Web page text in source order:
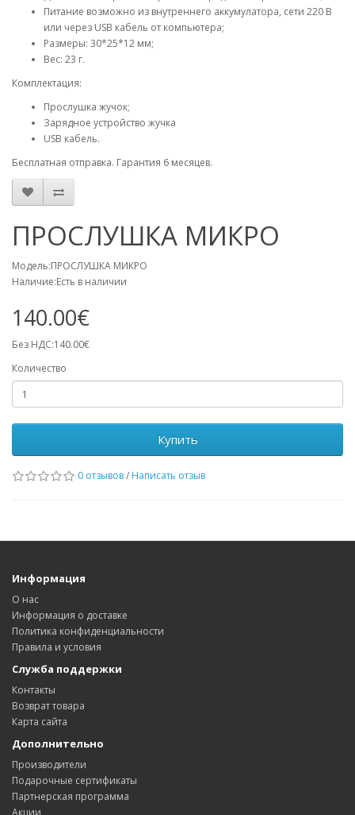
Питание возможно из внутреннего аккумулатора, сети 220 В
или через USB кабель от компьютера;
Размеры: 30*25*12 мм;
Вес: 23 г.
Комплектация:
Прослушка жучок;
Зарядное устройство жучка
USB кабель.
Бесплатная отправка. Гарантия 6 месяцев.
ПРОСЛУШКА МИКРО
Модель:ПРОСЛУШКА МИКРО
Наличие:Есть в наличии
140.00€
Без НДС:140.00€
Количество
Купить
0 отзывов/ Написать отзыв
Информация
О нас
Информация о доставке
Политика конфиденциальности
Правила и условия
Служба поддержки
Контакты
Возврат товара
Карта сайта
Дополнительно
Производители
Подарочные сертификаты
Партнерская программа